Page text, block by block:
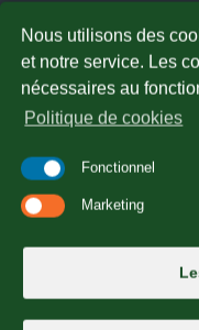
Nous utilisons des
et notre service. Les
nécessaires au
Politique de cookies
Fonctionnel
Marketing